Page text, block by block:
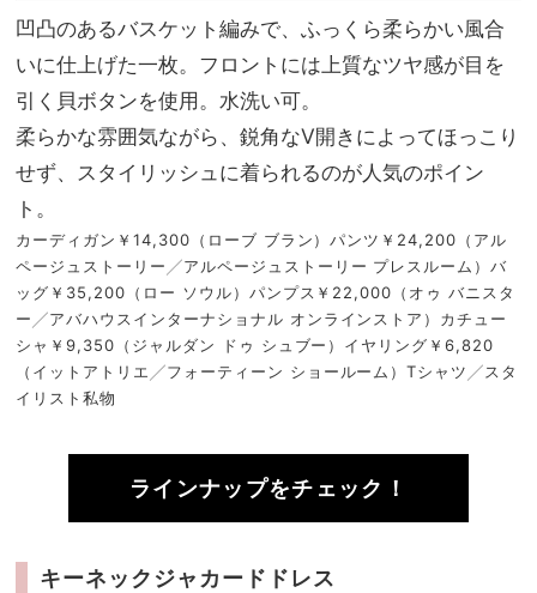
凹凸のあるバスケット編みで、ふっくら柔らかい風合
いに仕上げた一枚。フロントには上質なツヤ感が目を
引く貝ボタンを使用。水洗い可。
柔らかな雰囲気ながら、鋭角なV開きによってほっこり
せず、スタイリッシュに着られるのが人気のポイン
ト。
カーディガン￥14,300（ローブ ブラン）パンツ￥24,200（アル
ページュストーリー╱アルページュストーリー プレスルーム）バ
ッグ￥35,200（ロー ソウル）パンプス￥22,000（オゥ バニスタ
ー╱アバハウスインターナショナル オンラインストア）カチュー
シャ￥9,350（ジャルダン ドゥ シュブー）イヤリング￥6,820
（イットアトリエ╱フォーティーン ショールーム）Tシャツ╱スタ
イリスト私物
ラインナップをチェック！
キーネックジャカードドレス